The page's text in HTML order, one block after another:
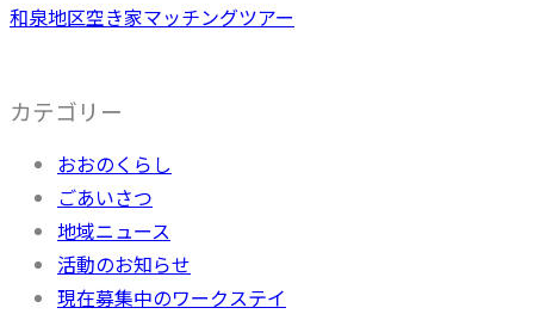
和泉地区空き家マッチングツアー
カテゴリー
おおのくらし
ごあいさつ
地域ニュース
活動のお知らせ
現在募集中のワークステイ